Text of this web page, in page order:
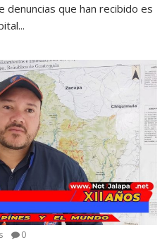
denuncias que han recibido es
0